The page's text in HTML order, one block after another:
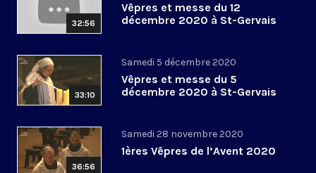
32:56
Vêpres et messe du 12
décembre 2020 à St-Gervais
33:10
Samedi 5 décembre 2020
Vêpres et messe du 5
décembre 2020 à St-Gervais
36:56
Samedi 28 novembre 2020
1ères Vêpres de l’Avent 2020